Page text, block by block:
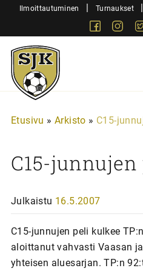
SiirryIlmoittautuminen | Turnaukset |
Sjk-
Juniorit
Etusivu » Arkisto » C15-
C15-
Julkaistu 16.5.2007
C15-junnujen peli kulkee
aloittanut vahvasti Vaasan
yhteisen aluesarjan. TP:n